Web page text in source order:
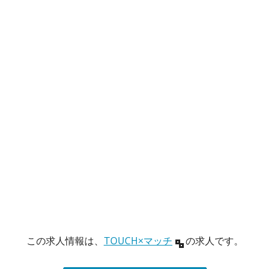
この求人情報は、 TOUCH×マッチ の求人です。